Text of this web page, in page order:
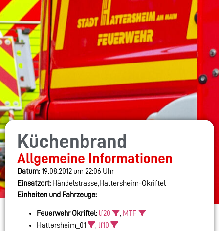
Küchenbrand
Allgemeine Informationen
Datum:19.08.2012 um 22:06 Uhr
Einsatzort: Händelstrasse,Hattersheim-Okriftel
Einheiten und Fahrzeuge:
Feuerwehr Okriftel: lf20 , MTF
Hattersheim_01
, lf10